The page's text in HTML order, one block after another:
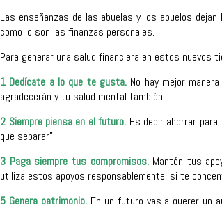
Las enseñanzas de las abuelas y los abuelos
como lo son las finanzas personales.
Para generar una salud financiera en estos
1 Dedícate a lo que te gusta. No hay mejor
agradecerán y tu salud mental también.
2 Siempre piensa en el futuro. Es decir ahorrar
que separar”.
3 Paga siempre tus compromisos.Mantén tus
utiliza estos apoyos responsablemente, si te
5 Genera patrimonio. En un futuro vas a querer un